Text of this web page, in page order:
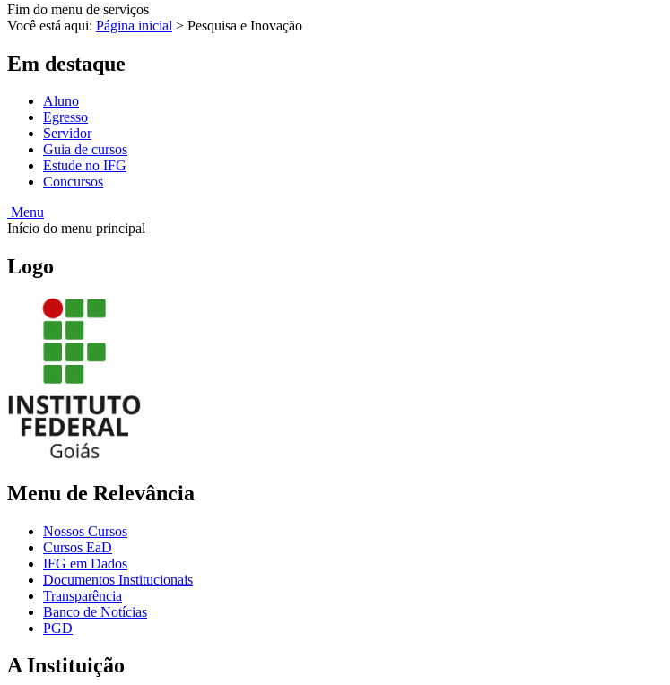
Fim do menu de serviços
Você está aqui: Página inicial > Pesquisa e Inovação
Em destaque
Aluno
Egresso
Servidor
Guia de cursos
Estude no IFG
Concursos
Menu
Início do menu principal
Logo
Menu de Relevância
Nossos Cursos
Cursos EaD
IFG em Dados
Documentos Institucionais
Transparência
Banco de Notícias
PGD
A Instituição